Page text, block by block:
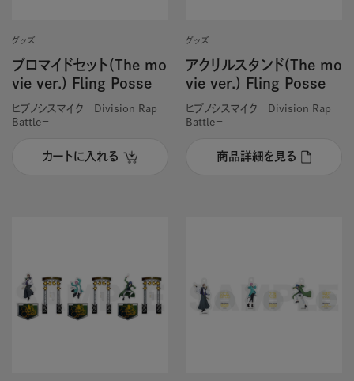
グッズ
ブロマイドセット(The mo
vie ver.) Fling Posse
ヒプノシスマイク －Division Rap
Battle－
カートに入れる
グッズ
アクリルスタンド(The mo
vie ver.) Fling Posse
ヒプノシスマイク －Division Rap
Battle－
商品詳細を見る